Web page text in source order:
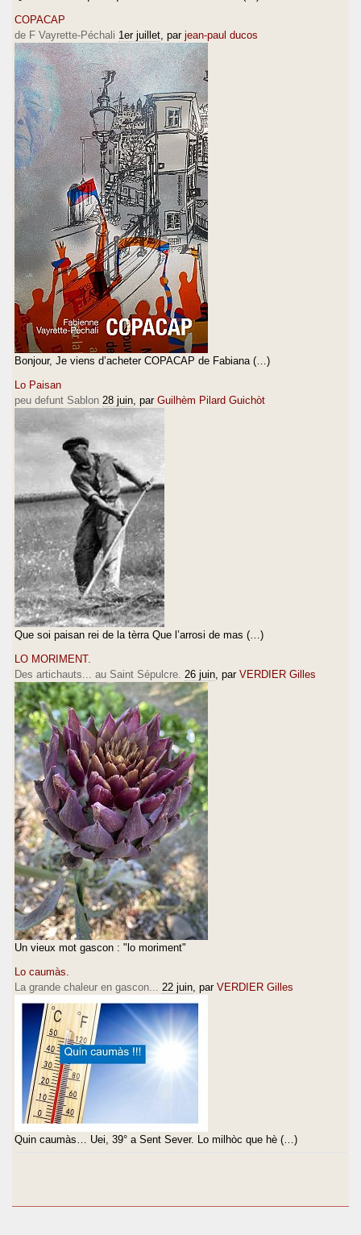
COPACAP
de F Vayrette-Péchali 1er juillet , par jean-paul ducos
Bonjour, Je viens d’acheter COPACAP de Fabiana (…)
Lo Paisan
peu defunt Sablon 28 juin , par Guilhèm Pilard Guichòt
Que soi paisan rei de la tèrra Que l’arrosi de mas (…)
LO MORIMENT.
Des artichauts... au Saint Sépulcre. 26 juin , par VERDIER Gilles
Un vieux mot gascon : "lo moriment"
Lo caumàs.
La grande chaleur en gascon...
22 juin , par VERDIER Gilles
Quin caumàs… Uei, 39° a Sent Sever. Lo milhòc que hè (…)